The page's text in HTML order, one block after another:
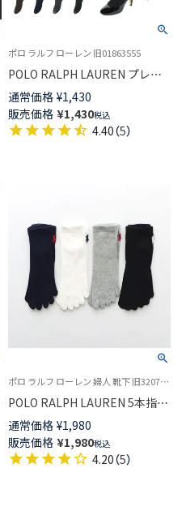
ポロ ラルフ ローレン 旧01863555
POLO RALPH LAUREN プレー
ティング タイツ 50デニール シ
ルクプロテイン加工 なめらかな
肌触り レディース 01864555
通常価格 ¥1,430
販売価格 ¥1,430税込
4.40（5）
ポロ ラルフ ローレン 婦人 靴下 旧3207151 03207954
POLO RALPH LAUREN 5本指ソ
ックス オーガニックコットン混
スニーカー丈 レディース
03207964
通常価格 ¥1,980
販売価格 ¥1,980税込
4.20（5）